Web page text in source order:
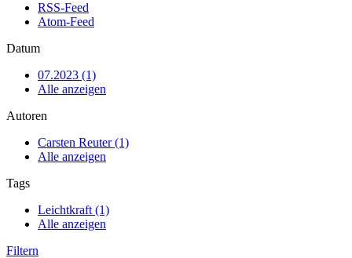
RSS-Feed
Atom-Feed
Datum
07.2023 (1)
Alle anzeigen
Autoren
Carsten Reuter (1)
Alle anzeigen
Tags
Leichtkraft (1)
Alle anzeigen
Filtern